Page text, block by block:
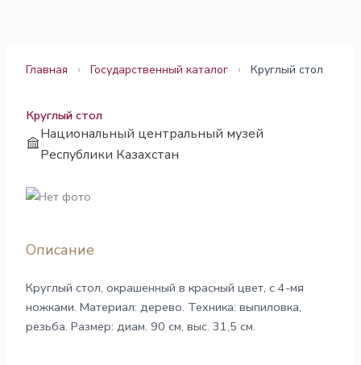
Главная › Государственный каталог › Круглый стол
Круглый стол
Национальный центральный музей
Республики Казахстан
Описание
Круглый стол, окрашенный в красный цвет, с 4-мя
ножками. Материал: дерево. Техника: выпиловка,
резьба. Размер: диам. 90 см, выс. 31,5 см.